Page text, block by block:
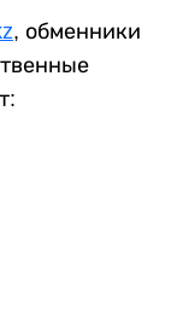
, обменники